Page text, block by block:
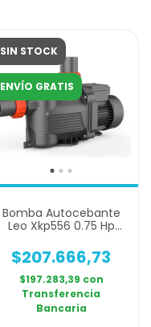
SIN STOCK
ENVÍO GRATIS
Bomba Autocebante
Leo Xkp556 0.75 Hp
$207.666,73
$197.283,39 con
Transferencia
Bancaria